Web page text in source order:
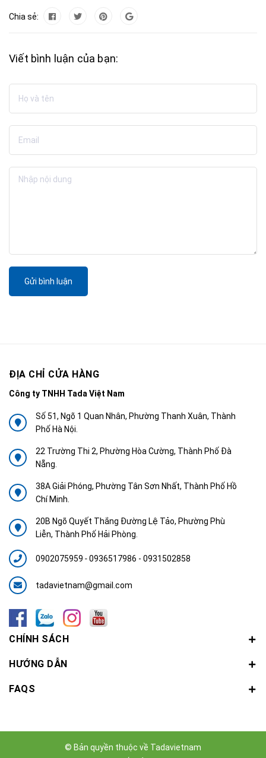
Chia sẻ:
Viết bình luận của bạn:
Gửi bình luận
ĐỊA CHỈ CỬA HÀNG
Công ty TNHH Tada Việt Nam
Số 51, Ngõ 1 Quan Nhân, Phường Thanh Xuân, Thành
Phố Hà Nội.
22 Trường Thi 2, Phường Hòa Cường, Thành Phố Đà
Nẵng.
38A Giải Phóng, Phường Tân Sơn Nhất, Thành Phố Hồ
Chí Minh.
20B Ngõ Quyết Thắng Đường Lệ Tảo, Phường Phù
Liễn, Thành Phố Hải Phòng.
0902075959 -0936517986 - 0931502858
tadavietnam@gmail.com
CHÍNH SÁCH
HƯỚNG DẪN
FAQS
© Bản quyền thuộc về Tadavietnam